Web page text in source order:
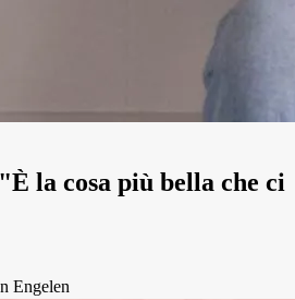
la cosa più bella che ci
Engelen